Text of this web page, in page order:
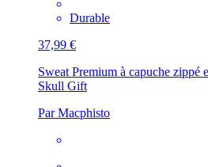
Durable
37,99 €
Sweat Premium à capuche zippé
Skull Gift
Par Macphisto